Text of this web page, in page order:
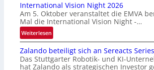
International Vision Night 2026
Am 5. Oktober veranstaltet die EMVA
Mal die International Vision Night -…
Weiterlesen:
I
n
t
Zalando beteiligt sich an Sereacts
Das Stuttgarter Robotik- und KI-
hat Zalando als strategischen Investor